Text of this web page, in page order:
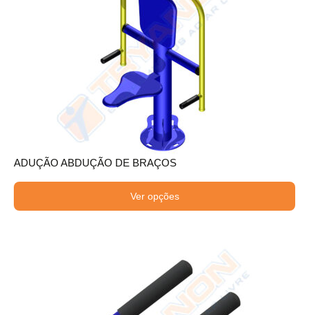
ADUÇÃO ABDUÇÃO DE BRAÇOS
Ver opções